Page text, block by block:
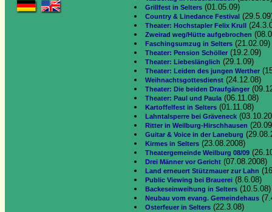
Grillfest in Selters (01.05.09)
Country & Linedance Festival
Theater: Hochstapler Felix Krull
Zweirad weg/Hütte aufgebrochen
Faschingsumzug in Selters (21.02.09)
Theater: Pension Schöller (19.2.09)
Theater: Liebeslänglich (29.1.09)
Theater: Leiden des jungen Werther
Weihnachtsgottesdienst (24.12.08)
Theater: Die beiden Draufgänger
Theater: Paul und Paula(06.11.08)
Kartoffelfest in Selters (01.11.08)
Lahntalsperre bei Gräveneck
Ritter in Weilburg-Hirschhausen
Guitar & Voice in der Laneburg
Kirmes in Selters (23.08.2008)
Theatergemeinde Weilburg 08/09
Drei Männer vor Gericht (07.08.2008)
Land erneuert Stützmauer zur Lahn
Public Viewing bei Brauerei (8.6.08)
Backeseinweihung in Selters (10.5.08)
Neubau vom evang. Gemeindehaus
Osterfeuer in Selters (22.3.08)